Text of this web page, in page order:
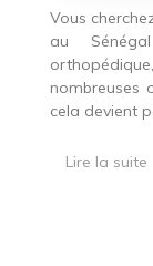
Vous
au
nombreuses
cela devient
Lire la suite